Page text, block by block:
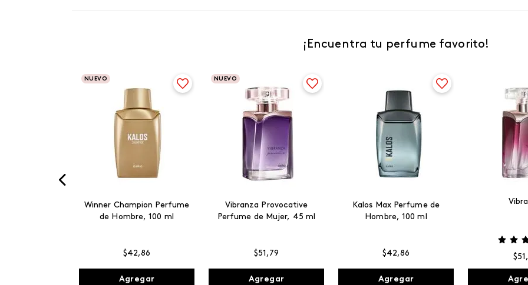
¡Encuentra tu perfume favorito!
NUEVO
Winner Champion Perfume
de Hombre, 100 ml
$42,86
Agregar
NUEVO
Vibranza Provocative
Perfume de Mujer, 45 ml
$51 , 79
Agregar
Kalos Max Perfume de
Hombre, 100 ml
$42,86
Agregar
$51 ,